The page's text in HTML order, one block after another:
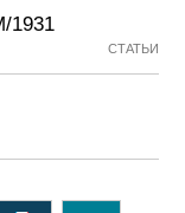
1931
СТАТЬИ